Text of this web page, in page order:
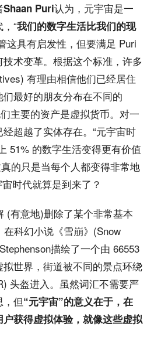
Shaan Puri认为，元宇宙是一
“我们的数字生活比我们的现
这具有启发性，但要满足 Puri
术变革。根据这个标准，许多
有理由相信他们已经居住
最好的朋友分布在不同的
主要的资产是虚拟货币。对一
超越了实体存在。“元宇宙时
51% 的数字生活变得更有价值
的只是当每个人都变得非常地
时代就算是到来了？
(有意地)删除了某个非常基本
在科幻小说《雪崩》(Snow
描绘了一个由 66553
世界，街道被不同的景点环绕
头盔进入。虽然词汇不需要严
但“元宇宙”的意义在于，在
获得虚拟体验，就像这些虚拟